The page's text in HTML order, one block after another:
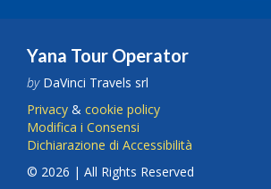
Yana Tour Operator
byDaVinci Travels srl
Privacy & cookie policy
Modifica i Consensi
Dichiarazione di Accessibilità
© 2026 | All Rights Reserved